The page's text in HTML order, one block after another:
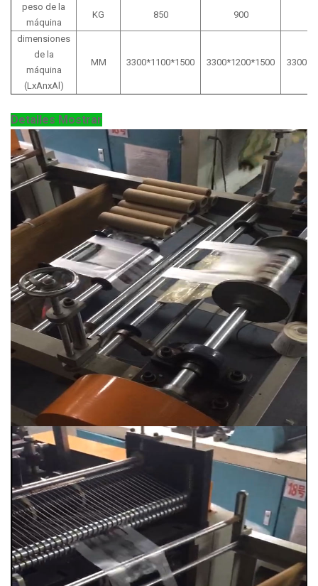
peso de la
máquina
KG 850 900
dimensiones
de la
máquina
(LxAnxAl)
MM 3300*1100*1500 3300*1200*1500
Detalles Mostrar